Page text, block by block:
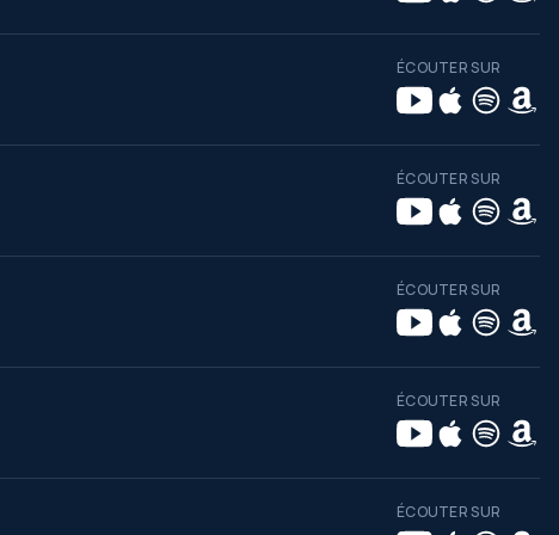
ÉCOUTER SUR
ÉCOUTER SUR
ÉCOUTER SUR
ÉCOUTER SUR
ÉCOUTER SUR